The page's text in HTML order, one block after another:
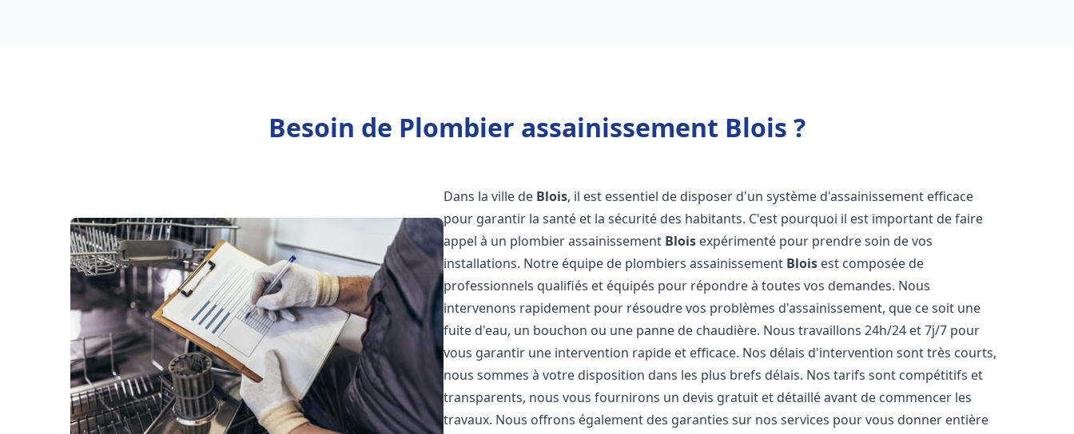
Besoin de Plombier assainissement Blois ?
Dans la ville de Blois, il est essentiel de disposer d'un système d'assainissement efficace
pour garantir la santé et la sécurité des habitants. C'est pourquoi il est important de faire
appel à un plombier assainissement Blois expérimenté pour prendre soin de vos
installations. Notre équipe de plombiers assainissement Blois est composée de
professionnels qualifiés et équipés pour répondre à toutes vos demandes. Nous
intervenons rapidement pour résoudre vos problèmes d'assainissement, que ce soit une
fuite d'eau, un bouchon ou une panne de chaudière. Nous travaillons 24h/24 et 7j/7 pour
vous garantir une intervention rapide et efficace. Nos délais d'intervention sont très courts,
nous sommes à votre disposition dans les plus brefs délais. Nos tarifs sont compétitifs et
transparents, nous vous fournirons un devis gratuit et détaillé avant de commencer les
travaux. Nous offrons également des garanties sur nos services pour vous donner entière